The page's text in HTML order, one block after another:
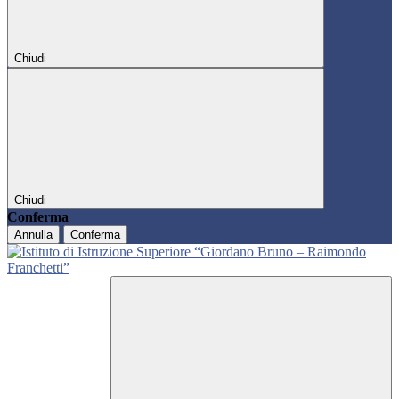
Chiudi
Chiudi
Conferma
Annulla Conferma